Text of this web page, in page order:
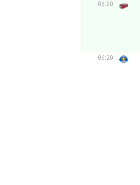
06:20
06:20